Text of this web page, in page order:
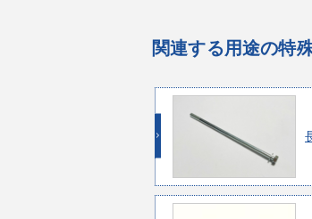
関連する用途の特